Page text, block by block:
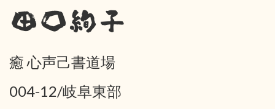
田口絢子
癒 心声己書道場
004-12/岐阜東部